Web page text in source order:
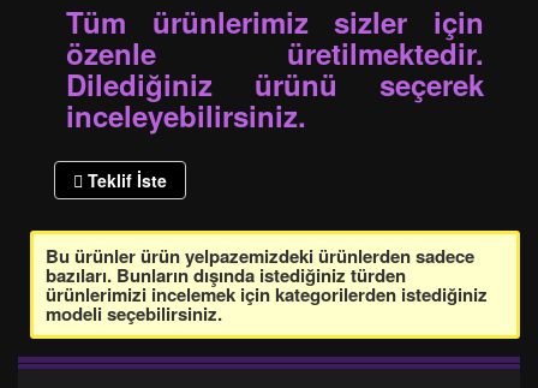
Tüm ürünlerimiz sizler için
özenle üretilmektedir.
Dilediğiniz ürünü seçerek
inceleyebilirsiniz.
Teklif İste
Bu ürünler ürün yelpazemizdeki ürünlerden sadece
bazıları. Bunların dışında istediğiniz türden
ürünlerimizi incelemek için kategorilerden istediğiniz
modeli seçebilirsiniz.